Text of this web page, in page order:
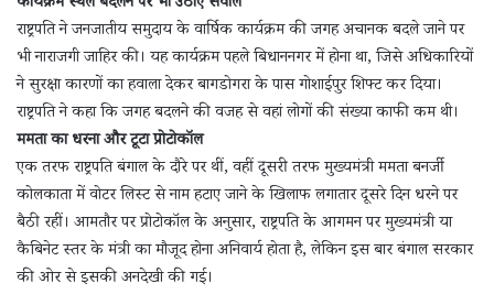
राष्ट्रपति ने जनजातीय समुदाय के वार्षिक कार्यक्रम की जगह अचानक बदले जाने पर
भी नाराजगी जाहिर की। यह कार्यक्रम पहले बिधाननगर में होना था, जिसे अधिकारियों
ने सुरक्षा कारणों का हवाला देकर बागडोगरा के पास गोशाईपुर शिफ्ट कर दिया।
राष्ट्रपति ने कहा कि जगह बदलने की वजह से वहां लोगों की संख्या काफी कम थी।
ममता का धरना और टूटा प्रोटोकॉल
एक तरफ राष्ट्रपति बंगाल के दौरे पर थीं, वहीं दूसरी तरफ मुख्यमंत्री ममता बनर्जी
कोलकाता में वोटर लिस्ट से नाम हटाए जाने के खिलाफ लगातार दूसरे दिन धरने पर
बैठी रहीं। आमतौर पर प्रोटोकॉल के अनुसार, राष्ट्रपति के आगमन पर मुख्यमंत्री या
कैबिनेट स्तर के मंत्री का मौजूद होना अनिवार्य होता है, लेकिन इस बार बंगाल सरकार
की ओर से इसकी अनदेखी की गई।